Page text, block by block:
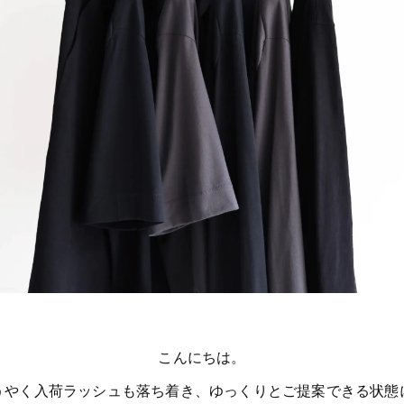
こんにちは。
やく入荷ラッシュも落ち着き、ゆっくりとご提案できる状態